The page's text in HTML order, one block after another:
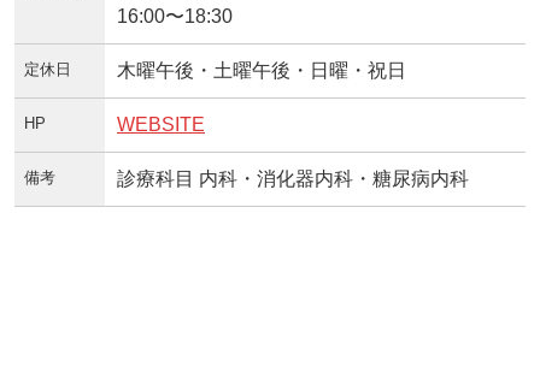
16:00〜18:30
定休日 木曜午後・土曜午後・日曜・祝日
HP WEBSITE
備考 診療科目 内科・消化器内科・糖尿病内科